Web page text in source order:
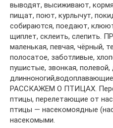
выводят, высиживают,
пищат, поют, курлычут,
собираются, поедают,
щиплет, склеить, слепить.
маленькая, певчая, чёрный,
полосатое, заботливые,
пушистые, звонкая, полевой,
РАССКАЖЕМ О ПТИЦАХ.
птицы, перелетающие от
птицы — насекомоядные
насекомыми.